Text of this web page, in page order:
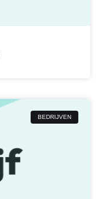
BEDRIJVEN